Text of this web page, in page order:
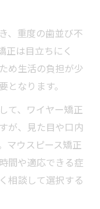
いに注目
の基本的な違
するメリット
矯正治療の特
を選ぶには
ピースの簡便
を知る
用の目安
、重度の歯並び不
正は目立ちにく
め生活の負担が少
なります。
て、ワイヤー矯正
が、見た目や口内
マウスピース矯正
間や適応できる症
相談して選択する